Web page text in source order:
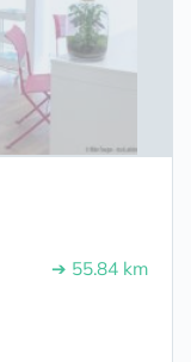
➔ 55.84 km